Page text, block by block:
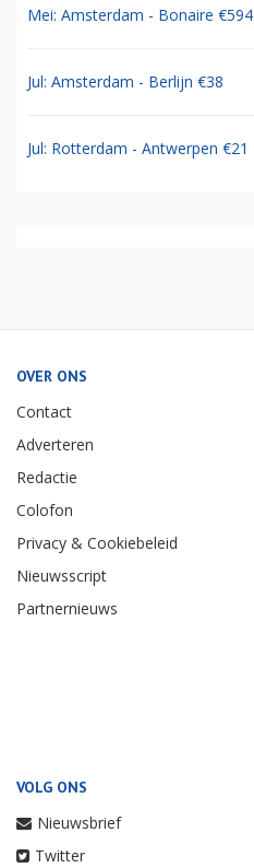
Mei: Amsterdam - Bonaire €594
Jul: Amsterdam - Berlijn €38
Jul: Rotterdam - Antwerpen €21
OVER ONS
Contact
Adverteren
Redactie
Colofon
Privacy & Cookiebeleid
Nieuwsscript
Partnernieuws
VOLG ONS
Nieuwsbrief
Twitter